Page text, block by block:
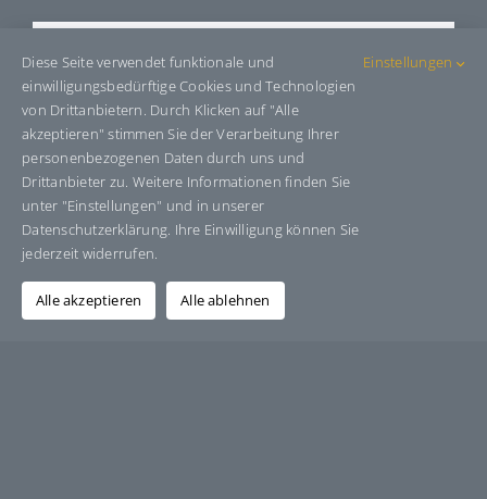
Share This Story, Choose Your
Platform!
Facebook
X BlueskyRedditLinkedInWhatsAppTelegram
E-
Mail
Über den Autor:Grafik-Design-Jutta-Sucker
Diese Seite verwendet funktionale und
einwilligungsbedürftige Cookies und Technologien
von Drittanbietern. Durch Klicken auf "Alle
akzeptieren" stimmen Sie der Verarbeitung Ihrer
personenbezogenen Daten durch uns und
Drittanbieter zu. Weitere Informationen finden Sie
unter "Einstellungen" und in unserer
Datenschutzerklärung. Ihre Einwilligung können Sie
jederzeit widerrufen.
Einstellungen
Alle akzeptieren Alle ablehnen